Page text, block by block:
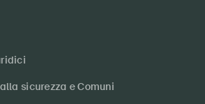
sicurezza e Comuni